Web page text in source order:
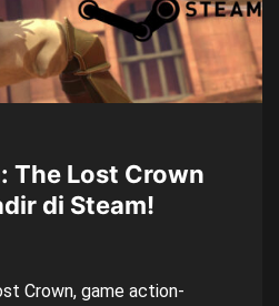
The Lost Crown
di Steam!
Crown, game action-